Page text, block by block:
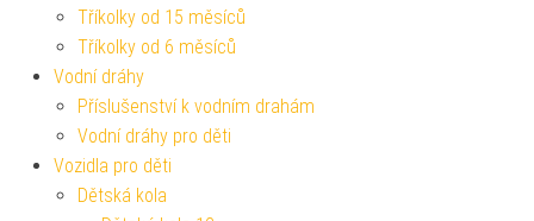
Tříkolky od 15 měsíců
Tříkolky od 6 měsíců
Vodní dráhy
Příslušenství k vodním drahám
Vodní dráhy pro děti
Vozidla pro děti
Dětská kola